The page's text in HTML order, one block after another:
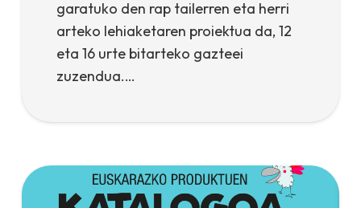
garatuko den rap tailerren eta herri
arteko lehiaketaren proiektua da, 12
eta 16 urte bitarteko gazteei
zuzendua.…